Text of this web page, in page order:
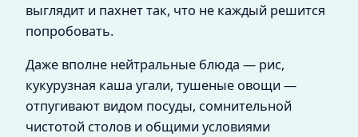
выглядит и пахнет так, что не каждый решится
попробовать.
Даже вполне нейтральные блюда — рис,
кукурузная каша угали, тушеные овощи —
отпугивают видом посуды, сомнительной
чистотой столов и общими условиями